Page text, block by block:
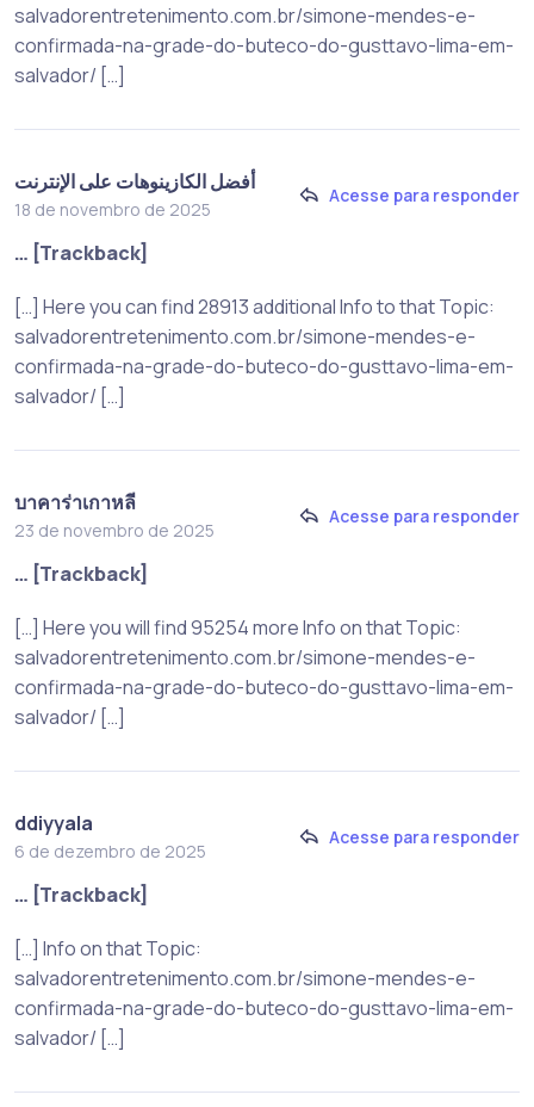
salvadorentretenimento.com.br/simone-mendes-e-
confirmada-na-grade-do-buteco-do-gusttavo-lima-em-
salvador/ […]
أفضل الكازينوهات على الإنترنت
18 de novembro de 2025
Acesse para responder
… [Trackback]
[…] Here you can find 28913 additional Info to that Topic:
salvadorentretenimento.com.br/simone-mendes-e-
confirmada-na-grade-do-buteco-do-gusttavo-lima-em-
salvador/ […]
บาคาร่าเกาหลี
23 de novembro de 2025
Acesse para responder
… [Trackback]
[…] Here you will find 95254 more Info on that Topic:
salvadorentretenimento.com.br/simone-mendes-e-
confirmada-na-grade-do-buteco-do-gusttavo-lima-em-
salvador/ […]
ddiyyala
6 de dezembro de 2025
Acesse para responder
… [Trackback]
[…] Info on that Topic:
salvadorentretenimento.com.br/simone-mendes-e-
confirmada-na-grade-do-buteco-do-gusttavo-lima-em-
salvador/ […]